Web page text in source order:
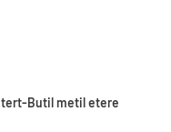
tert-Butil metil etere